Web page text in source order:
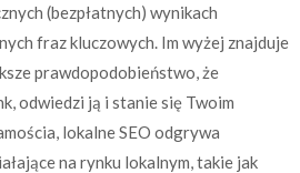
(bezpłatnych) wynikach
fraz kluczowych. Im wyżej znajduje
prawdopodobieństwo, że
odwiedzi ją i stanie się Twoim
lokalne SEO odgrywa
na rynku lokalnym, takie jak